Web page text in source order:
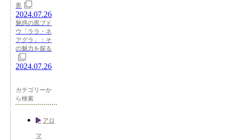
界
2024.07.26
魅惑の黒ブド
ウ「ララ・ネ
アグラ」：そ
の魅力を探る
2024.07.26
カテゴリーか
ら検索
アロ
マ